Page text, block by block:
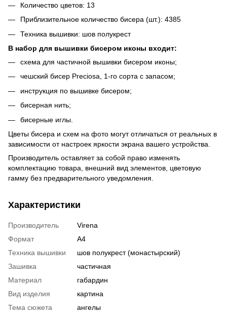
Количество цветов: 13
Приблизительное количество бисера (шт.): 4385
Техника вышивки: шов полукрест
В набор для вышивки бисером иконы входит:
схема для частичной вышивки бисером иконы;
чешский бисер Preciosa, 1-го сорта с запасом;
инструкция по вышивке бисером;
бисерная нить;
бисерные иглы.
Цветы бисера и схем на фото могут отличаться от реальных в
зависимости от настроек яркости экрана вашего устройства.
Производитель оставляет за собой право изменять
комплектацию товара, внешний вид элементов, цветовую
гамму без предварительного уведомления.
Характеристики
Производитель
Virena
Формат
А4
Техника вышивки
шов полукрест (монастырский)
Зашивка
частичная
Материал
габардин
Вид изделия
картина
Тема сюжета
ангелы